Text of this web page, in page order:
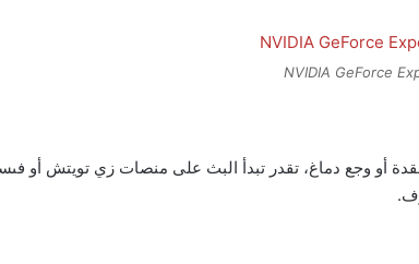
أو وجع دماغ، تقدر تبدأ البث على منصات زي تويتش أو